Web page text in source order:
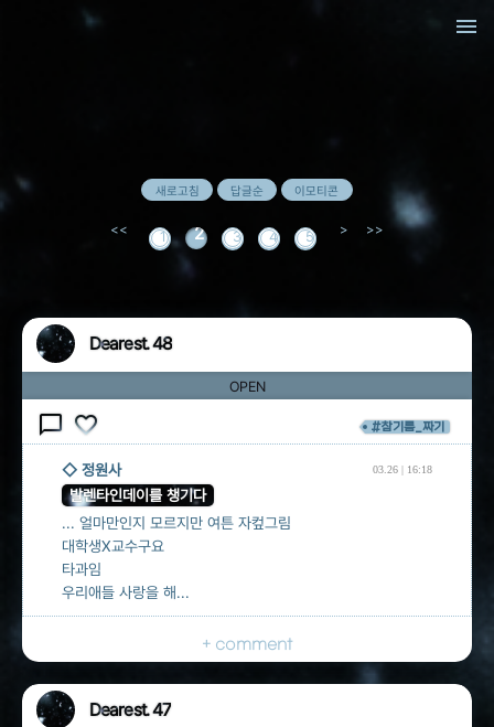
menu
새로고침 답글순 이모티콘
1 2 3 4 5
Dearest. 48
OPEN
chat_bubble_outline favorite_border #참기름_짜기
◇ 정원사 03.26 | 16:18
발렌타인데이를 챙기다
... 얼마만인지 모르지만 여튼 자컾그림
대학생X교수구요
타과임
우리애들 사랑을 해...
+ comment
Dearest. 47